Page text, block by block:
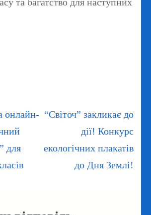
онлайн-
для
“Світоч” закликає до
дії! Конкурс
екологічних плакатів
до Дня Землі!